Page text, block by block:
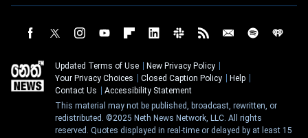
Updated Terms of Use
New Privacy Policy
Your Privacy Choices
Closed Caption Policy
Help
Contact Us
Accessibility Statement
This material may not be published, broadcast, rewritten, or
redistributed. ©2025 Neth News Network, LLC. All rights
reserved. Quotes displayed in real-time or delayed by at least 15